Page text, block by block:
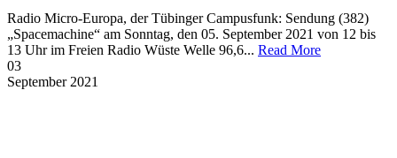
Radio Micro-Europa, der Tübinger Campusfunk: Sendung (382)
„Spacemachine“ am Sonntag, den 05. September 2021 von 12 bis
13 Uhr im Freien Radio Wüste Welle 96,6... Read More
03
September 2021